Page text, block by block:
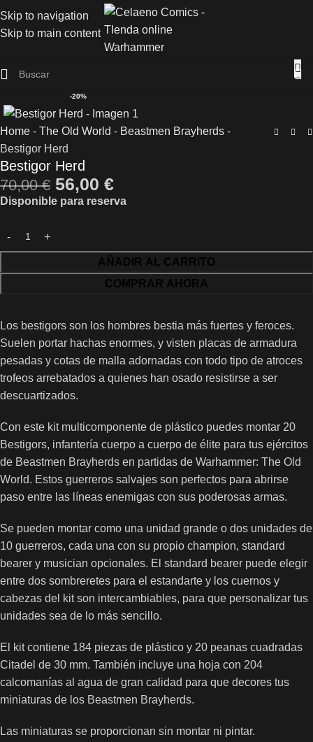
Skip to navigation
Skip to main content
-20%
Home - The Old World - Beastmen Brayherds -
Bestigor Herd
Bestigor Herd
70,00€ 56,00 €
Disponible para reserva
AÑADIR AL CARRITO
COMPRAR AHORA
Los bestigors son los hombres bestia más fuertes y feroces.
Suelen portar hachas enormes, y visten placas de armadura
pesadas y cotas de malla adornadas con todo tipo de atroces
trofeos arrebatados a quienes han osado resistirse a ser
descuartizados.
Con este kit multicomponente de plástico puedes montar 20
Bestigors, infantería cuerpo a cuerpo de élite para tus ejércitos
de Beastmen Brayherds en partidas de Warhammer: The Old
World. Estos guerreros salvajes son perfectos para abrirse
paso entre las líneas enemigas con sus poderosas armas.
Se pueden montar como una unidad grande o dos unidades de
10 guerreros, cada una con su propio champion, standard
bearer y musician opcionales. El standard bearer puede elegir
entre dos sombreretes para el estandarte y los cuernos y
cabezas del kit son intercambiables, para que personalizar tus
unidades sea de lo más sencillo.
El kit contiene 184 piezas de plástico y 20 peanas cuadradas
Citadel de 30 mm. También incluye una hoja con 204
calcomanías al agua de gran calidad para que decores tus
miniaturas de los Beastmen Brayherds.
Las miniaturas se proporcionan sin montar ni pintar.